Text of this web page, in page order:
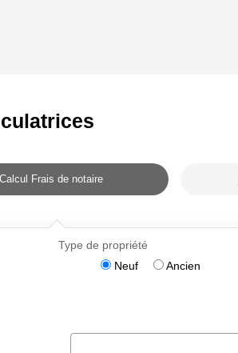
Calcul Frais de notaire